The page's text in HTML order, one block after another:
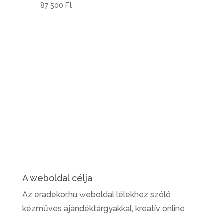
87 500 Ft
A weboldal célja
Az eradekor.hu weboldal lélekhez szóló
kézműves ajándéktárgyakkal, kreatív online